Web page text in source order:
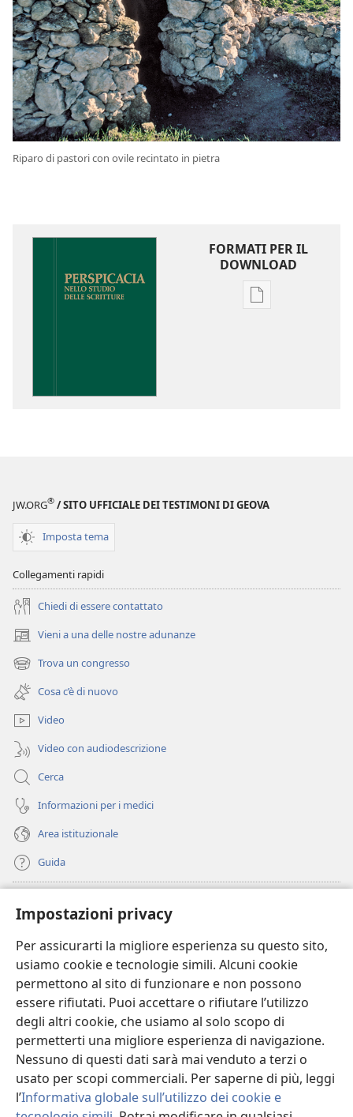
Impostazioni privacy
Per assicurarti la migliore esperienza su questo sito,
usiamo cookie e tecnologie simili. Alcuni cookie
permettono al sito di funzionare e non possono
essere rifiutati. Puoi accettare o rifiutare l’utilizzo
degli altri cookie, che usiamo al solo scopo di
permetterti una migliore esperienza di navigazione.
Nessuno di questi dati sarà mai venduto a terzi o
usato per scopi commerciali. Per saperne di più, leggi
l’Informativa globale sull’utilizzo dei cookie e
Riparo di pastori con ovile recintato in pietra
FORMATI PER IL
DOWNLOAD
Opzioni
JW.ORG® / SITO UFFICIALE DEI TESTIMONI DI GEOVA
Imposta tema
Collegamenti rapidi
Chiedi di essere contattato
Vieni a una delle nostre adunanze
(apre
una
nuova
finestra)
Trova un congresso
(apre
una
nuova
finestra)
Cosa c’è di nuovo
Video
Video con audiodescrizione
Cerca
Informazioni per i medici
Area istituzionale
Guida
(apre
una
nuova
finestra)
BIBLIOTECA ONLINE Watchtower
(apre
una
nuova
finestra)
JW Hub
(apre
una
nuova
finestra)
JW Library
Watchtower Library®